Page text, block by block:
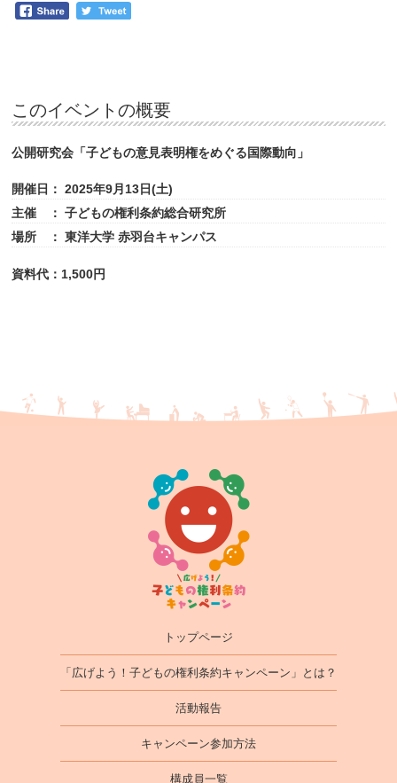
このイベントの概要
公開研究会「子どもの意見表明権をめぐる国際動向」
開催日： 2025年9月13日(土)
主催 ： 子どもの権利条約総合研究所
場所 ： 東洋大学 赤羽台キャンパス
資料代：1,500円
トップページ
「広げよう！子どもの権利条約キャンペーン」とは？
活動報告
キャンペーン参加方法
構成員一覧